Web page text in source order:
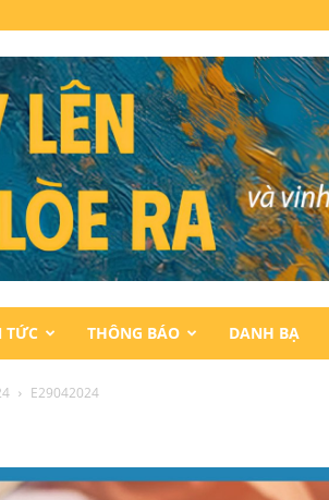
TỨC THÔNG BÁO DANH BẠ
E29042024